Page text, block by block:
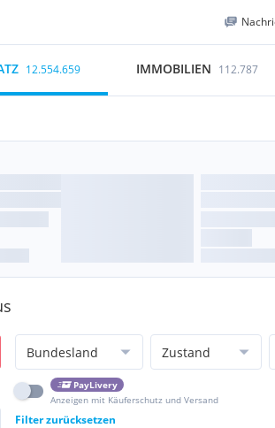
12.554.659 IMMOBILIEN 112.787
Bundesland Zustand
PayLivery
Anzeigen mit Käuferschutz und Versand
Filter zurücksetzen